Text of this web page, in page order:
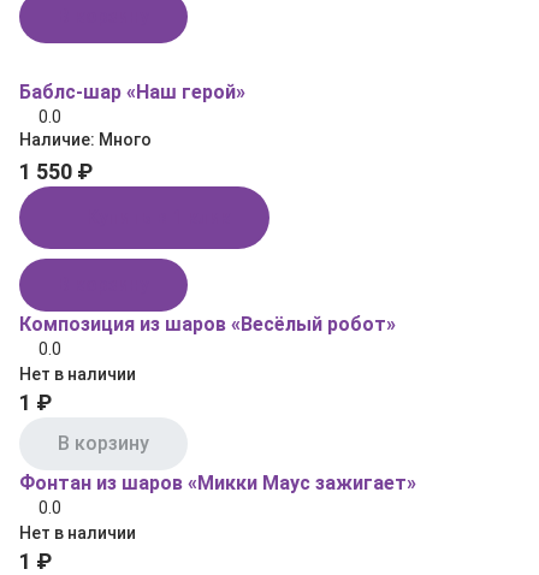
Баблс-шар «Наш герой»
0.0
Наличие: Много
1 550 ₽
Композиция из шаров «Весёлый робот»
0.0
Нет в наличии
1 ₽
В корзину
Фонтан из шаров «Микки Маус зажигает»
0.0
Нет в наличии
1 ₽